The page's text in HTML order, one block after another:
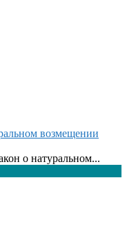
возмещении
о натуральном...